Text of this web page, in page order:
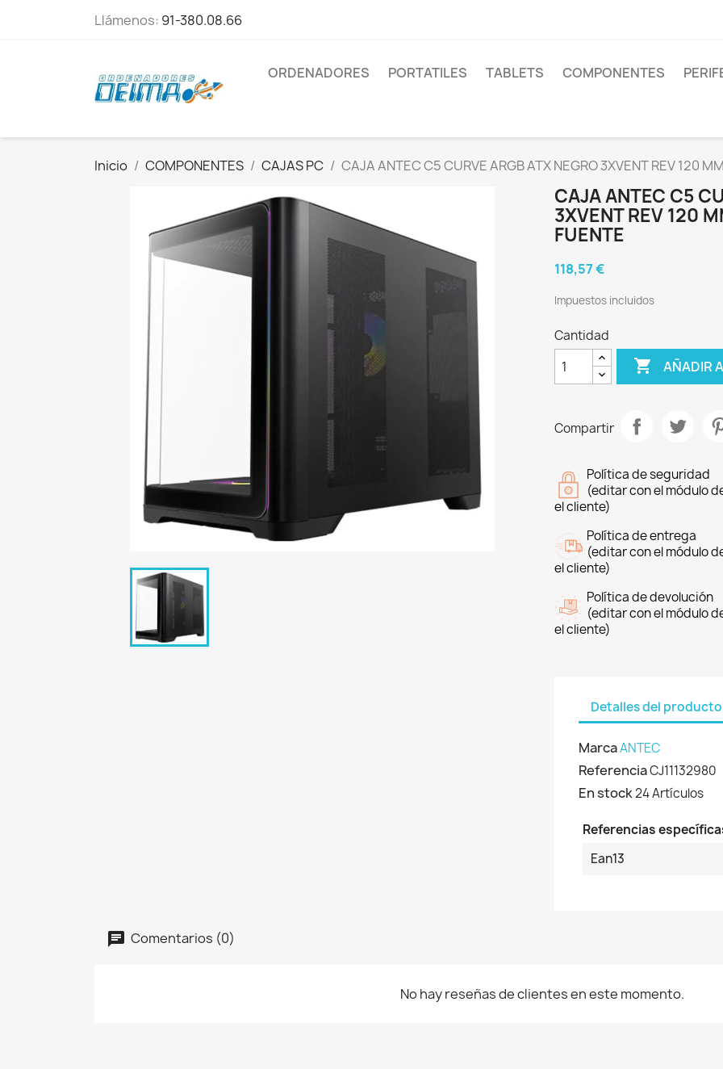
Llámenos: 91-380.08.66
ORDENADORES PORTATILES TABLETS COMPONENTES
Inicio COMPONENTES CAJAS PC CAJA ANTEC C5 CURVE ARGB ATX NEGRO 3XVENT REV 120
CAJA ANTEC C5
3XVENT REV 120
FUENTE
118,57 €
Impuestos incluidos
Cantidad
 AÑADIR
Compartir
Política de seguridad
(editar con el módulo
el cliente)
Política de entrega
(editar con el módulo
el cliente)
Política de devolución
(editar con el módulo
el cliente)
Detalles del producto
MarcaANTEC
ReferenciaCJ11132980
En stock24 Artículos
Referencias
Ean13
Comentarios (0)
No hay reseñas de clientes en este momento.